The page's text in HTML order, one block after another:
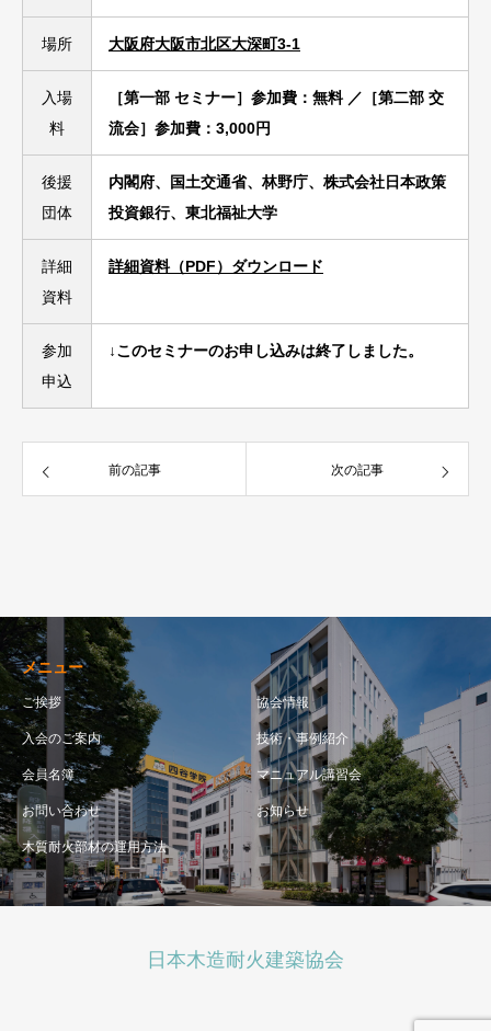
場所 大阪府大阪市北区大深町3-1
入場
料
［第一部 セミナー］参加費：無料 ／［第二部 交
流会］参加費：3,000円
後援
団体
内閣府、国土交通省、林野庁、株式会社日本政策
投資銀行、東北福祉大学
詳細
資料
詳細資料（PDF）ダウンロード
参加
申込
↓このセミナーのお申し込みは終了しました。
前の記事 次の記事
メニュー
ご挨拶 協会情報
入会のご案内 技術・事例紹介
会員名簿 マニュアル講習会
お問い合わせ お知らせ
木質耐火部材の運用方法
日本木造耐火建築協会